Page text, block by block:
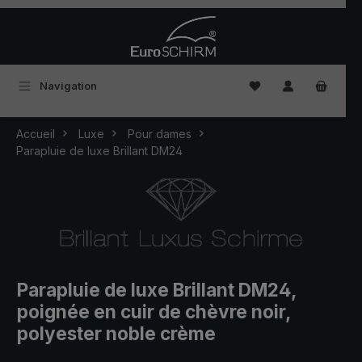
Navigation Vous avez 0
Accueil Luxe
Pour dames
Parapluie de luxe Brillant DM24
Parapluie de luxe Brillant DM24,
poignée en cuir de chèvre noir,
polyester noble crème